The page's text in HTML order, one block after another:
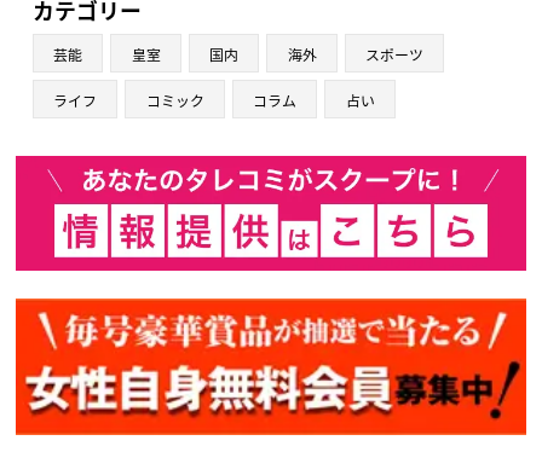
カテゴリー
芸能 皇室 国内 海外 スポーツ
ライフ コミック コラム 占い